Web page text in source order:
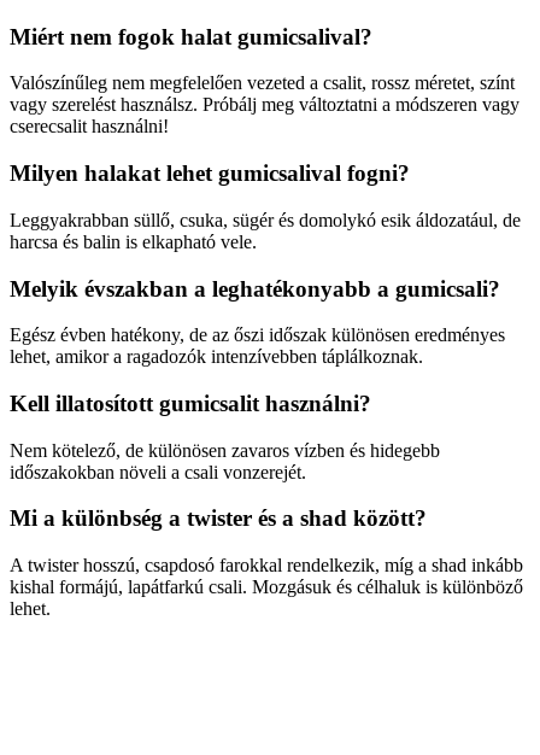
Miért nem fogok halat gumicsalival?
Valószínűleg nem megfelelően vezeted a csalit, rossz méretet, színt
vagy szerelést használsz. Próbálj meg változtatni a módszeren vagy
cserecsalit használni!
Milyen halakat lehet gumicsalival fogni?
Leggyakrabban süllő, csuka, sügér és domolykó esik áldozatául, de
harcsa és balin is elkapható vele.
Melyik évszakban a leghatékonyabb a gumicsali?
Egész évben hatékony, de az őszi időszak különösen eredményes
lehet, amikor a ragadozók intenzívebben táplálkoznak.
Kell illatosított gumicsalit használni?
Nem kötelező, de különösen zavaros vízben és hidegebb
időszakokban növeli a csali vonzerejét.
Mi a különbség a twister és a shad között?
A twister hosszú, csapdosó farokkal rendelkezik, míg a shad inkább
kishal formájú, lapátfarkú csali. Mozgásuk és célhaluk is különböző
lehet.